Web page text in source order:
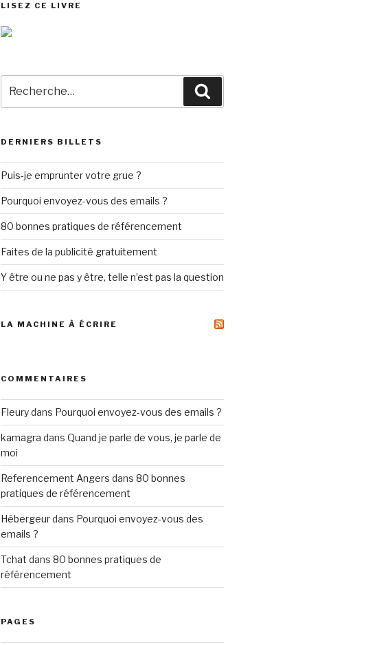
LISEZ CE LIVRE
pour
:
DERNIERS BILLETS
Puis-je emprunter votre grue ?
Pourquoi envoyez-vous des emails ?
80 bonnes pratiques de référencement
Faites de la publicité gratuitement
Y être ou ne pas y être, telle n’est pas la question
LA MACHINE À ÉCRIRE
COMMENTAIRES
Fleurydans Pourquoi envoyez-vous des emails ?
kamagra dans Quand je parle de vous, je parle de
moi
Referencement Angers dans 80 bonnes
pratiques de référencement
Hébergeurdans Pourquoi envoyez-vous des
emails ?
Tchat dans 80 bonnes pratiques de
référencement
PAGES